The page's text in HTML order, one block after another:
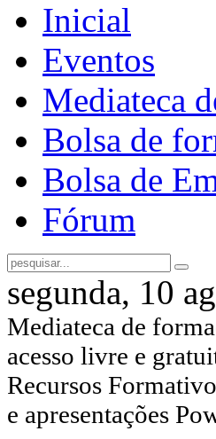
Inicial
Eventos
Mediateca
Bolsa de
Bolsa de
Fórum
segunda, 10
Mediateca de
acesso livre e
Recursos
e apresentações